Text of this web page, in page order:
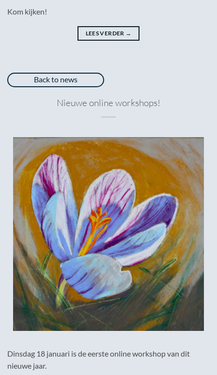
Kom kijken!
LEES VERDER →
Back to news
Nieuwe online workshops!
Dinsdag 18 januari is de eerste online workshop van dit
nieuwe jaar.